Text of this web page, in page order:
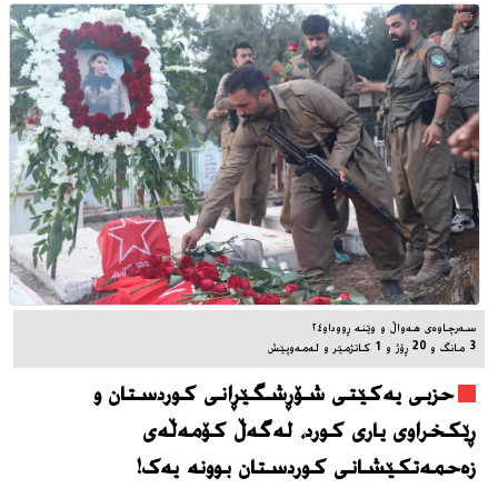
سه‌رچاوه‌ی هه‌واڵ و وێنه‌ ڕووداو٢٤
3 مانگ و 20 ڕۆژ و 1 کاتژمێر و له‌مه‌وپێش‌
حزبی یەکێتی شۆڕشگێڕانی کوردستان و
ڕێکخراوی یاری کورد، له‌گه‌ڵ کۆمەڵەی
زەحمەتکێشانی کوردستان بوونه‌ یه‌ک!